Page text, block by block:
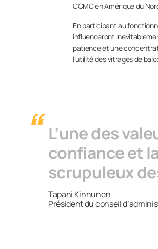
CCMC en Amérique du
En participant au
influenceront
patience et une
l’utilité des vitrages de
L’une des
confiance et
scrupuleux
Tapani Kinnunen
Président du conseil